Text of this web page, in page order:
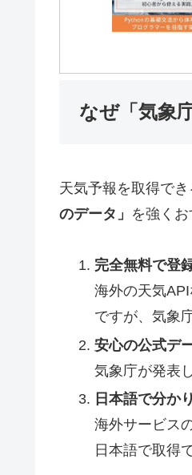
なぜ「気象
天気予報を取得で
のデータ」 を強く
完全無料で登
海外の天気
ですが、気象
安心の公式デ
気象庁が発表
日本語で分か
海外サービス
日本語で取得